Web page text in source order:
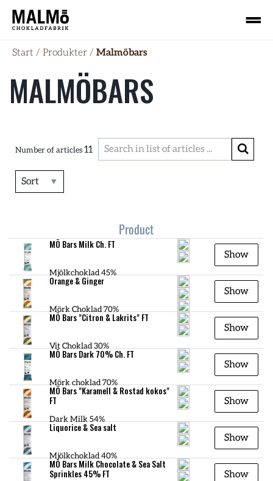
Start / Produkter / Malmöbars
MALMÖBARS
Number of articles 11
Sort
Product
MÖ Bars Milk Ch. FT
Mjölkchoklad 45%
Show
Orange & Ginger
Mörk Choklad 70%
Show
MÖ Bars "Citron & Lakrits" FT
Vit Choklad 30%
Show
MÖ Bars Dark 70% Ch. FT
Mörk choklad 70%
Show
MÖ Bars "Karamell & Rostad kokos"
FT
Dark Milk 54%
Show
Liquorice & Sea salt
Mjölkchoklad 40%
Show
MÖ Bars Milk Chocolate & Sea Salt
Sprinkles 45% FT
Show